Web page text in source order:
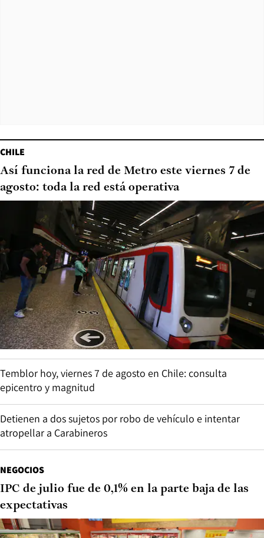
CHILE
Así funciona la red de Metro este viernes 7 de
agosto: toda la red está operativa
Temblor hoy, viernes 7 de agosto en Chile: consulta
epicentro y magnitud
Detienen a dos sujetos por robo de vehículo e intentar
atropellar a Carabineros
NEGOCIOS
IPC de julio fue de 0,1% en la parte baja de las
expectativas